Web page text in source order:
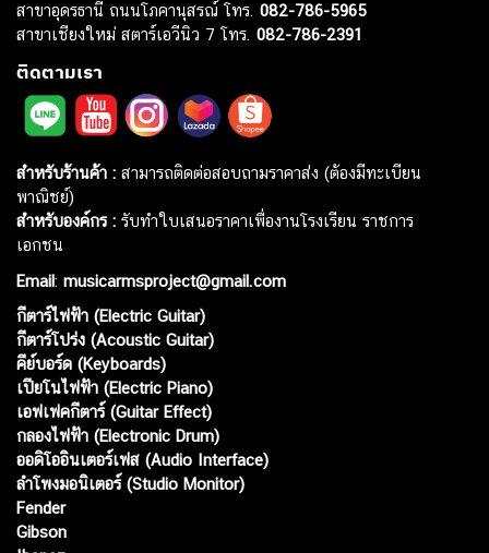
สาขาอุดรธานี ถนนโภคานุสรณ์ โทร. 082-786-5965
สาขาเชียงใหม่ สตาร์เอวีนิว 7 โทร. 082-786-2391
ติดตามเรา
สำหรับร้านค้า : สามารถติดต่อสอบถามราคาส่ง (ต้องมีทะเบียน
พาณิชย์)
สำหรับองค์กร : รับทำใบเสนอราคาเพื่องานโรงเรียน ราชการ
เอกชน
Email: musicarmsproject@gmail.com
กีตาร์ไฟฟ้า (Electric Guitar)
กีตาร์โปร่ง (Acoustic Guitar)
คีย์บอร์ด (Keyboards)
เปียโนไฟฟ้า (Electric Piano)
เอฟเฟคกีตาร์ (Guitar Effect)
กลองไฟฟ้า (Electronic Drum)
ออดิโออินเตอร์เฟส (Audio Interface)
ลำโพงมอนิเตอร์ (Studio Monitor)
Fender
Gibson